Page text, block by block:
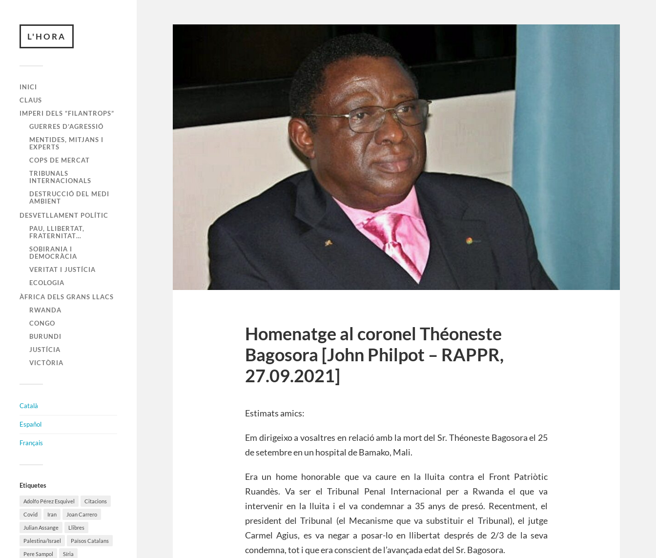
L'HORA
INICI
CLAUS
IMPERI DELS “FILANTROPS”
GUERRES D’AGRESSIÓ
MENTIDES, MITJANS I
EXPERTS
COPS DE MERCAT
TRIBUNALS
INTERNACIONALS
DESTRUCCIÓ DEL MEDI
AMBIENT
DESVETLLAMENT POLÍTIC
PAU, LLIBERTAT,
FRATERNITAT…
SOBIRANIA I
DEMOCRÀCIA
VERITAT I JUSTÍCIA
ECOLOGIA
ÀFRICA DELS GRANS LLACS
RWANDA
CONGO
BURUNDI
JUSTÍCIA
VICTÒRIA
Català
Español
Français
Etiquetes
Adolfo Pérez Esquivel Citacions
Covid Iran Joan Carrero
Julian Assange Llibres
Palestina/Israel Països Catalans
Pere Sampol Síria
Homenatge al coronel Théoneste
Bagosora [John Philpot – RAPPR,
27.09.2021]
Estimats amics:
Em dirigeixo a vosaltres en relació amb la mort del Sr. Théoneste Bagosora el 25
de setembre en un hospital de Bamako, Mali.
Era un home honorable que va caure en la lluita contra el Front Patriòtic
Ruandès. Va ser el Tribunal Penal Internacional per a Rwanda el que va
intervenir en la lluita i el va condemnar a 35 anys de presó. Recentment, el
president del Tribunal (el Mecanisme que va substituir el Tribunal), el jutge
Carmel Agius, es va negar a posar-lo en llibertat després de 2/3 de la seva
condemna, tot i que era conscient de l’avançada edat del Sr. Bagosora.